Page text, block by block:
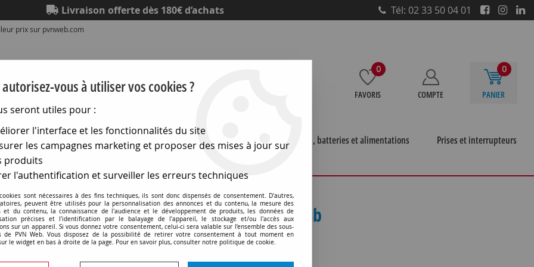
Livraison offerte dès 180€ d’achats Tél: 02 33 50 04 01
prix sur pvnweb.com
0
FAVORIS COMPTE
0
PANIER
Eclairage Matériel électrique Outillage Piles, batteries et alimentations
Prises et interrupteurs
Alimentations a decoupage
compactes à découpage avec sortie usb
vous à utiliser vos cookies ?
seront utiles pour :
l'interface et les fonctionnalités du site
les campagnes marketing et proposer des mises à jour sur
produits
l'authentification et surveiller les erreurs techniques
sont nécessaires à des fins techniques, ils sont donc dispensés de consentement. D'autres,
peuvent être utilisés pour la personnalisation des annonces et du contenu, la mesure des
et du contenu, la connaissance de l'audience et le développement de produits, les données de
précises et l'identification par le balayage de l'appareil, le stockage et/ou l'accès aux
sur un appareil. Si vous donnez votre consentement, celui-ci sera valable sur l’ensemble des sous-
de PVN Web. Vous disposez de la possibilité de retirer votre consentement à tout moment en
le widget en bas à droite de la page. Pour en savoir plus, consulter notre politique de cookie.